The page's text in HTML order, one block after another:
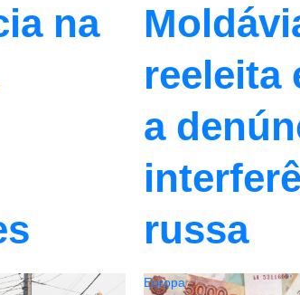
na
reeleita
a
russa
Europa